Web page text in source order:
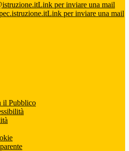
Link per inviare una mail
Link per inviare una mail
il Pubblico